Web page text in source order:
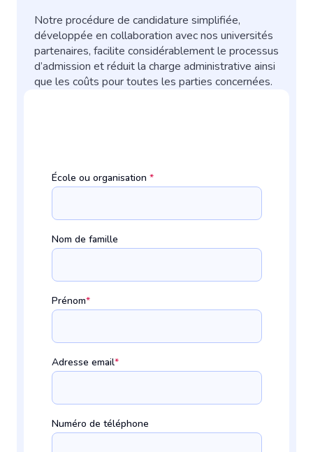
Notre procédure de candidature simplifiée,
développée en collaboration avec nos universités
partenaires, facilite considérablement le processus
d’admission et réduit la charge administrative ainsi
que les coûts pour toutes les parties concernées.
École ou organisation *
Nom de famille
Prénom*
Adresse email*
Numéro de téléphone